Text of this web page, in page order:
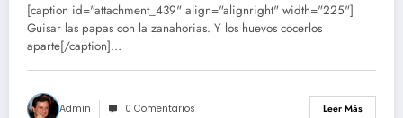
[caption id="attachment_439" align="alignright" width="225"]
Guisar las papas con la zanahorias. Y los huevos cocerlos
aparte[/caption]…
Admin 0 Comentarios Leer Más